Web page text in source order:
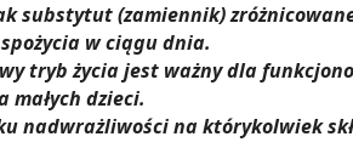
substytut (zamiennik)
w ciągu dnia.
tryb życia jest ważny dla
małych dzieci.
nadwrażliwości na którykolwiek